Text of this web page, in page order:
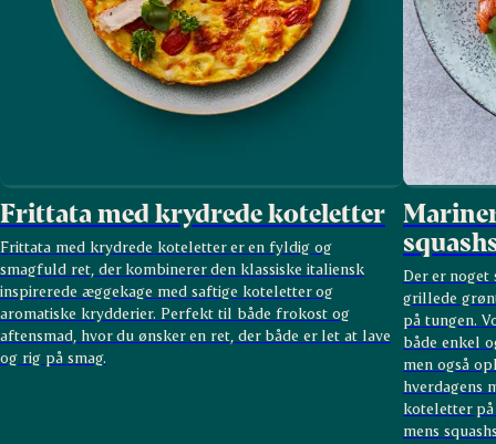
Frittata med krydrede koteletter
Frittata med krydrede koteletter er en fyldig og
smagfuld ret, der kombinerer den klassiske italiensk
inspirerede æggekage med saftige koteletter og
aromatiske krydderier. Perfekt til både frokost og
aftensmad, hvor du ønsker en ret, der både er let at lave
og rig på smag.
Der er
grillede
på tungen.
både enkel
men også
hverdagens
koteletter
mens